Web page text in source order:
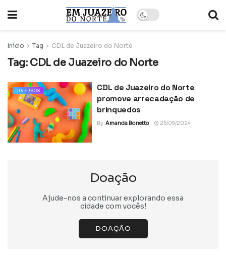
Início Tag CDL de Juazeiro do Norte
Tag: CDL de Juazeiro do Norte
DIVERSOS
CDL de Juazeiro do Norte
promove arrecadação de
brinquedos
By Amanda Bonetto 25/09/2024
Doação
Ajude-nos a continuar explorando essa
cidade com vocês!
DOAÇÃO